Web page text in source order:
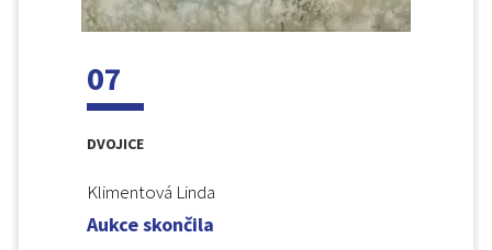
07
DVOJICE
Klimentová Linda
Aukce skončila